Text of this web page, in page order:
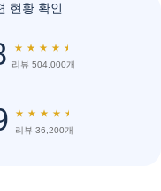
현황 확인
★ ★ ★ ★ ★
리뷰 504,000개
★ ★ ★ ★ ★
리뷰 36,200개